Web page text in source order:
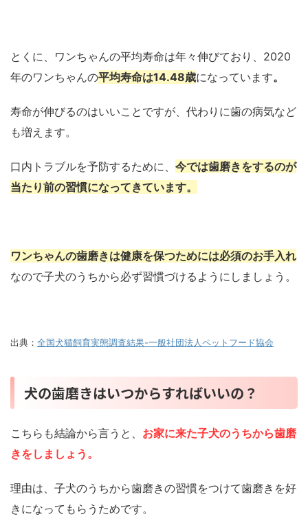
とくに、ワンちゃんの平均寿命は年々伸びており、2020
年のワンちゃんの平均寿命は14.48歳になっています。
寿命が伸びるのはいいことですが、代わりに歯の病気など
も増えます。
口内トラブルを予防するために、 今では歯磨きをするのが
当たり前の習慣になってきています。
ワンちゃんの歯磨きは健康を保つためには必須のお手入れ
なので子犬のうちから必ず習慣づけるようにしましょう。
出典： 全国犬猫飼育実態調査結果-一般社団法人ペットフード協会
犬の歯磨きはいつからすればいいの？
こちらも結論から言うと、 お家に来た子犬のうちから歯磨
きをしましょう。
理由は、子犬のうちから歯磨きの習慣をつけて歯磨きを好
きになってもらうためです。